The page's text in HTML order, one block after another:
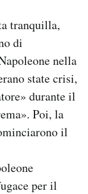
tranquilla,
di
nella
state crisi,
durante il
Poi, la
il
per il